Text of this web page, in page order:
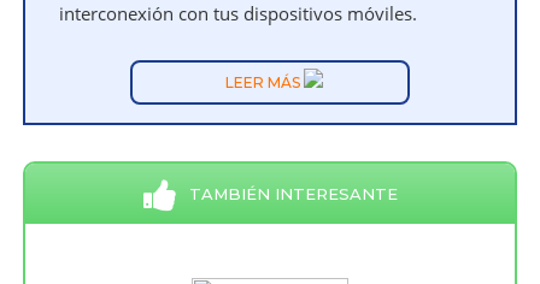
interconexión con tus dispositivos móviles.
LEER MÁS
TAMBIÉN INTERESANTE